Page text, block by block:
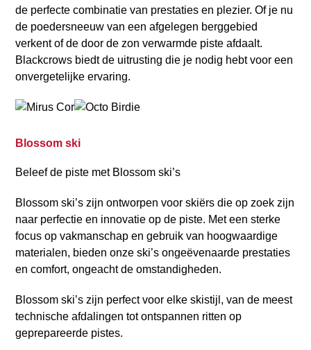
de perfecte combinatie van prestaties en plezier. Of je nu
de poedersneeuw van een afgelegen berggebied
verkent of de door de zon verwarmde piste afdaalt.
Blackcrows biedt de uitrusting die je nodig hebt voor een
onvergetelijke ervaring.
Blossom ski
Beleef de piste met Blossom ski’s
Blossom ski’s zijn ontworpen voor skiërs die op zoek zijn
naar perfectie en innovatie op de piste. Met een sterke
focus op vakmanschap en gebruik van hoogwaardige
materialen, bieden onze ski’s ongeëvenaarde prestaties
en comfort, ongeacht de omstandigheden.
Blossom ski’s zijn perfect voor elke skistijl, van de meest
technische afdalingen tot ontspannen ritten op
geprepareerde pistes.